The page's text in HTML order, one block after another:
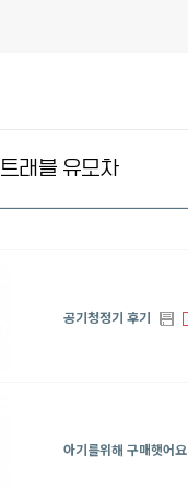
트래블 유모차
공기청정기 후기
아기를위해 구매햇어요